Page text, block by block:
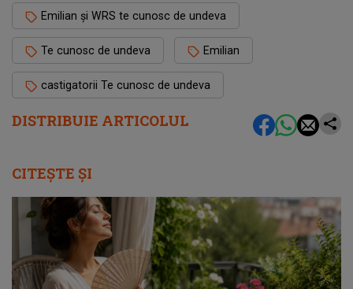
DISTRIBUIE ARTICOLUL
Emilian și WRS te cunosc de undeva
Te cunosc de undeva Emilian
castigatorii Te cunosc de undeva
CITEȘTE ȘI